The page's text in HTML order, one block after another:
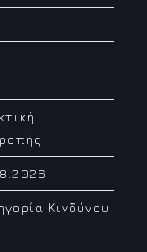
Κινδύνου